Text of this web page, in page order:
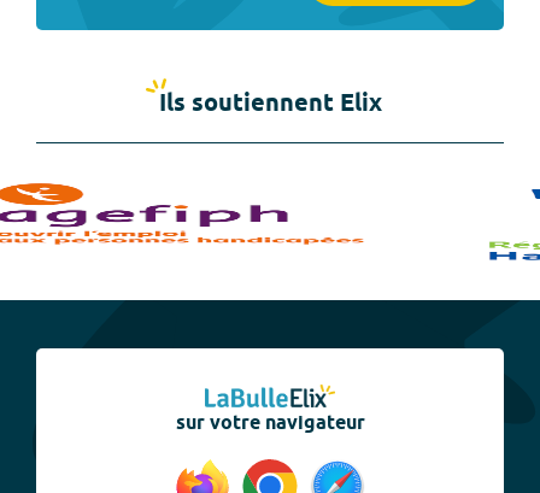
Ils soutiennent Elix
sur votre navigateur